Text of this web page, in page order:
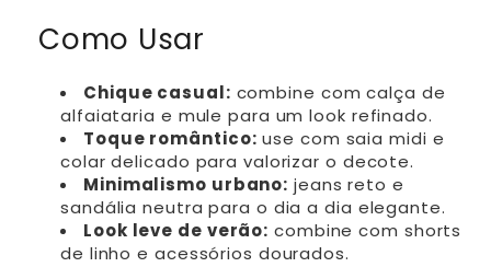
Como Usar
Chique casual: combine com calça de
alfaiataria e mule para um look refinado.
Toque romântico: use com saia midi e
colar delicado para valorizar o decote.
Minimalismo urbano: jeans reto e
sandália neutra para o dia a dia elegante.
Look leve de verão: combine com shorts
de linho e acessórios dourados.